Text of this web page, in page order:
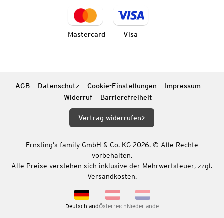
Mastercard Visa
AGB Datenschutz Cookie-Einstellungen
Impressum
Widerruf
Barrierefreiheit
Vertrag widerrufen
Ernsting’s family GmbH & Co. KG 2026. © Alle Rechte
vorbehalten.
Alle Preise verstehen sich inklusive der Mehrwertsteuer, zzgl.
Versandkosten.
DeutschlandÖsterreichNiederlande